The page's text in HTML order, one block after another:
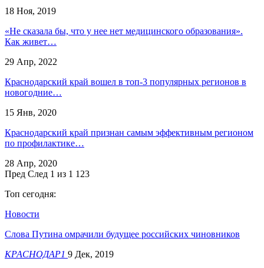
18 Ноя, 2019
«Не сказала бы, что у нее нет медицинского образования».
Как живет…
29 Апр, 2022
Краснодарский край вошел в топ-3 популярных регионов в
новогодние…
15 Янв, 2020
Краснодарский край признан самым эффективным регионом
по профилактике…
28 Апр, 2020
Пред След 1 из 1 123
Топ сегодня:
Новости
Слова Путина омрачили будущее российских чиновников
КРАСНОДАР1 9 Дек, 2019